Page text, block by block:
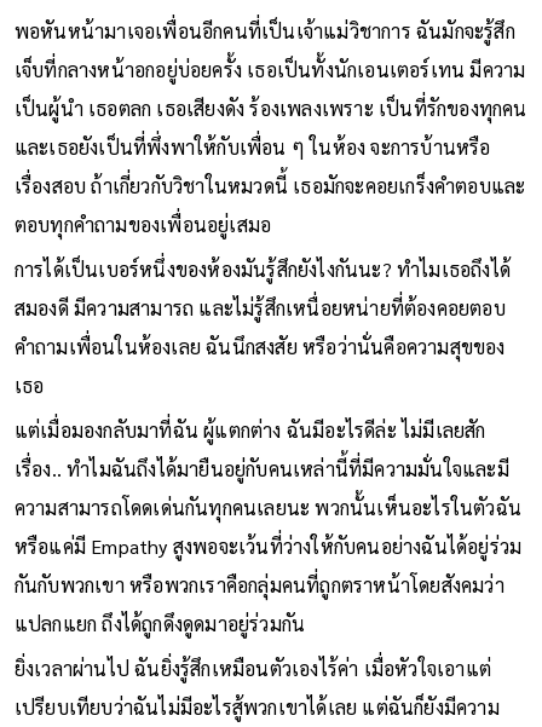
พอหันหน้ามาเจอเพื่อนอีกคนที่เป็นเจ้าแม่วิชาการ ฉันมักจะรู้สึก
เจ็บที่กลางหน้าอกอยู่บ่อยครั้ง เธอเป็นทั้งนักเอนเตอร์เทน มีความ
เป็นผู้นำ เธอตลก เธอเสียงดัง ร้องเพลงเพราะ เป็นที่รักของทุกคน
และเธอยังเป็นที่พึ่งพาให้กับเพื่อน ๆ ในห้อง จะการบ้านหรือ
เรื่องสอบ ถ้าเกี่ยวกับวิชาในหมวดนี้ เธอมักจะคอยเกร็งคำตอบและ
ตอบทุกคำถามของเพื่อนอยู่เสมอ
การได้เป็นเบอร์หนึ่งของห้องมันรู้สึกยังไงกันนะ? ทำไมเธอถึงได้
สมองดี มีความสามารถ และไม่รู้สึกเหนื่อยหน่ายที่ต้องคอยตอบ
คำถามเพื่อนในห้องเลย ฉันนึกสงสัย หรือว่านั่นคือความสุขของ
เธอ
แต่เมื่อมองกลับมาที่ฉัน ผู้แตกต่าง ฉันมีอะไรดีล่ะ ไม่มีเลยสัก
เรื่อง.. ทำไมฉันถึงได้มายืนอยู่กับคนเหล่านี้ที่มีความมั่นใจและมี
ความสามารถโดดเด่นกันทุกคนเลยนะ พวกนั้นเห็นอะไรในตัวฉัน
หรือแค่มี Empathy สูงพอจะเว้นที่ว่างให้กับคนอย่างฉันได้อยู่ร่วม
กันกับพวกเขา หรือพวกเราคือกลุ่มคนที่ถูกตราหน้าโดยสังคมว่า
แปลกแยก ถึงได้ถูกดึงดูดมาอยู่ร่วมกัน
ยิ่งเวลาผ่านไป ฉันยิ่งรู้สึกเหมือนตัวเองไร้ค่า เมื่อหัวใจเอาแต่
เปรียบเทียบว่าฉันไม่มีอะไรสู้พวกเขาได้เลย แต่ฉันก็ยังมีความ